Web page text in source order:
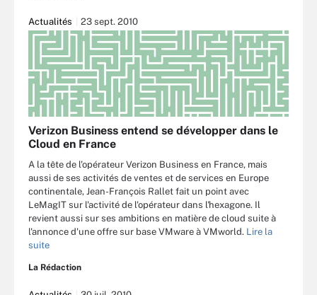
Actualités 23 sept. 2010
Verizon Business entend se développer dans le
Cloud en France
A la tête de l'opérateur Verizon Business en France, mais
aussi de ses activités de ventes et de services en Europe
continentale, Jean-François Rallet fait un point avec
LeMagIT sur l'activité de l'opérateur dans l'hexagone. Il
revient aussi sur ses ambitions en matière de cloud suite à
l'annonce d'une offre sur base VMware à VMworld. Lire la
suite
La Rédaction